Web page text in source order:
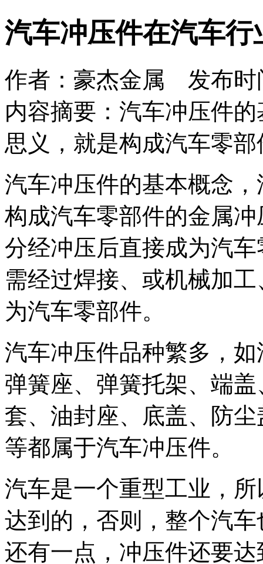
汽车冲压件在汽车行
作者：豪杰金属 发布时
内容摘要：汽车冲压件
思义，就是构成汽车零
汽车冲压件的基本概念
构成汽车零部件的金属
分经冲压后直接成为汽
需经过焊接、或机械加
为汽车零部件。
汽车冲压件品种繁多，
弹簧座、弹簧托架、端
套、油封座、底盖、防
等都属于汽车冲压件。
汽车是一个重型工业，
达到的，否则，整个汽
还有一点，冲压件还要